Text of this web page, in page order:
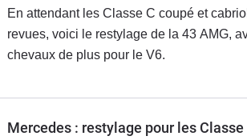
En attendant les Classe C coupé et
revues, voici le restylage de la 43 AMG,
chevaux de plus pour le V6.
Mercedes : restylage pour les Classe